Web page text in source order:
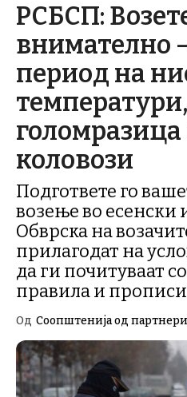
РСБСП:
внимателно
период на
коловози
Подгответе го
возење во есенски
Обврска на
прилагодат на
да ги почитуваат
правила и прописи
Од Соопштенија од партнери